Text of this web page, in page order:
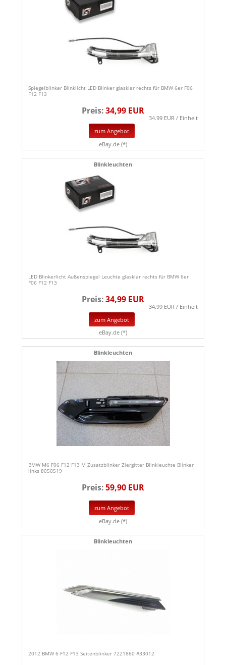
Spiegelblinker Blinklicht LED Blinker glasklar rechts für BMW 6er F06
F12 F13
Preis:34,99 EUR
34.99 EUR / Einheit
zum Angebot
eBay.de (*)
Blinkleuchten
LED Blinkerlicht Außenspiegel Leuchte glasklar rechts für BMW 6er
F06 F12 F13
Preis:34,99 EUR
34.99 EUR / Einheit
zum Angebot
eBay.de (*)
Blinkleuchten
BMW M6 F06 F12 F13 M Zusatzblinker Ziergitter Blinkleuchte Blinker
links 8050519
Preis:59,90 EUR
zum Angebot
eBay.de (*)
Blinkleuchten
2012 BMW 6 F12 F13 Seitenblinker 7221860 #33012